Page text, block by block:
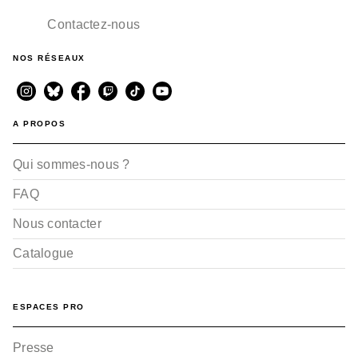
Dans le Jura (2e ed)
03/06/2020
Contactez-nous
NOS RÉSEAUX
A PROPOS
Qui sommes-nous ?
FAQ
Nous contacter
Catalogue
ESPACES PRO
Presse